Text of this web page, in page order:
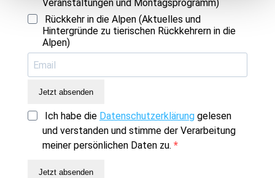
Veranstaltungen und Montagsprogramm)
Rückkehr in die Alpen (Aktuelles und
Hintergründe zu tierischen Rückkehrern in die
Alpen)
Jetzt absenden
Ich habe die Datenschutzerklärung gelesen
und verstanden und stimme der Verarbeitung
meiner persönlichen Daten zu.
Jetzt absenden